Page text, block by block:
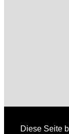
Diese Seite